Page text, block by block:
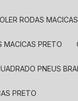
RODAS
MACICAS PRETO
PNEUS
PRETO